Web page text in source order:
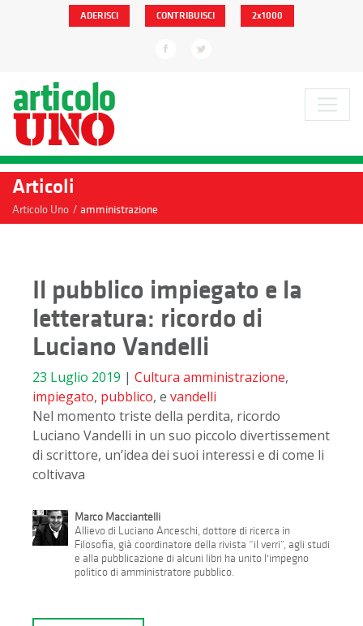
ADERISCI CONTRIBUISCI 2x1000
Articoli
Articolo Uno / amministrazione
Il pubblico impiegato e la
letteratura: ricordo di
Luciano Vandelli
23 Luglio 2019 | Cultura amministrazione,
impiegato, pubblico, e vandelli
Nel momento triste della perdita, ricordo
Luciano Vandelli in un suo piccolo divertissement
di scrittore, un’idea dei suoi interessi e di come li
coltivava
Marco Macciantelli
Allievo di Luciano Anceschi, dottore di ricerca in
Filosofia, già coordinatore della rivista “il verri”, agli studi
e alla pubblicazione di alcuni libri ha unito l'impegno
politico di amministratore pubblico.